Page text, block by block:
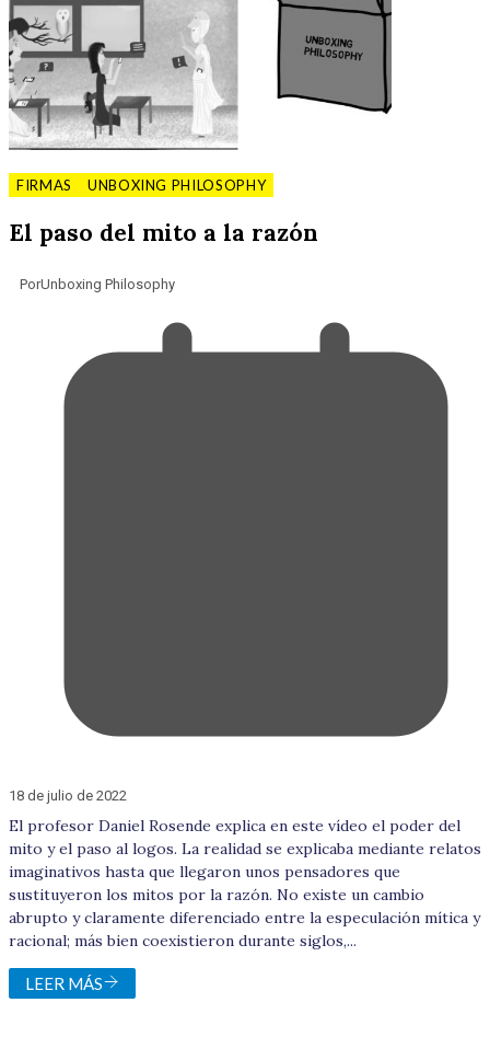
FIRMAS UNBOXING PHILOSOPHY
El paso del mito a la razón
PorUnboxing Philosophy
18 de julio de 2022
El profesor Daniel Rosende explica en este vídeo el poder del
mito y el paso al logos. La realidad se explicaba mediante relatos
imaginativos hasta que llegaron unos pensadores que
sustituyeron los mitos por la razón. No existe un cambio
abrupto y claramente diferenciado entre la especulación mítica y
racional; más bien coexistieron durante siglos,...
LEER MÁS